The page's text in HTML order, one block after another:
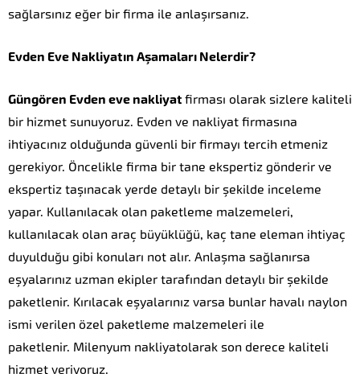
sağlarsınız eğer bir firma ile anlaşırsanız.
Evden Eve Nakliyatın Aşamaları Nelerdir?
Güngören Evden eve nakliyat firması olarak sizlere kaliteli
bir hizmet sunuyoruz. Evden ve nakliyat firmasına
ihtiyacınız olduğunda güvenli bir firmayı tercih etmeniz
gerekiyor. Öncelikle firma bir tane ekspertiz gönderir ve
ekspertiz taşınacak yerde detaylı bir şekilde inceleme
yapar. Kullanılacak olan paketleme malzemeleri,
kullanılacak olan araç büyüklüğü, kaç tane eleman ihtiyaç
duyulduğu gibi konuları not alır. Anlaşma sağlanırsa
eşyalarınız uzman ekipler tarafından detaylı bir şekilde
paketlenir. Kırılacak eşyalarınız varsa bunlar havalı naylon
ismi verilen özel paketleme malzemeleri ile
paketlenir. Milenyum nakliyatolarak son derece kaliteli
hizmet veriyoruz.